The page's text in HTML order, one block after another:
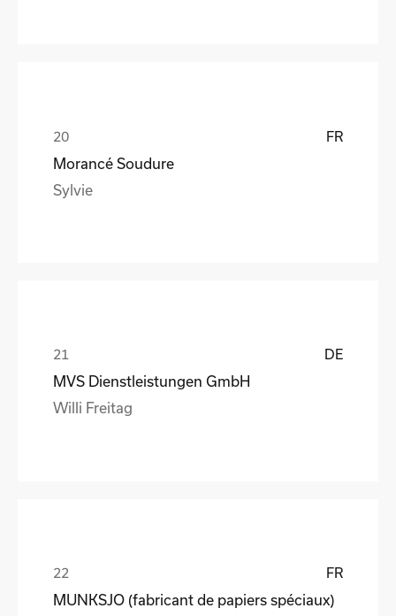
FR
Morancé Soudure
Sylvie
DE
MVS Dienstleistungen GmbH
Willi Freitag
FR
MUNKSJO (fabricant de papiers spéciaux)